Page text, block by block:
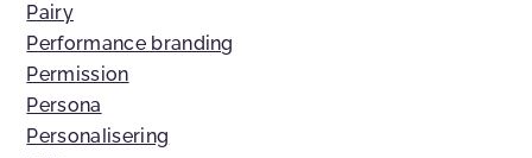
Pairy
Performance branding
Permission
Persona
Personalisering